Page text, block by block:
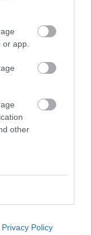
app.
other
Privacy Policy
V tomto byte
línie vyzerajú super.
dreva a môže vás
a škodcami?